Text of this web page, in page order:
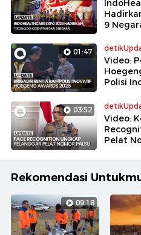
9
01:47
Video:
Polisi
03:52
Video:
Pelat
Rekomendasi
09:18